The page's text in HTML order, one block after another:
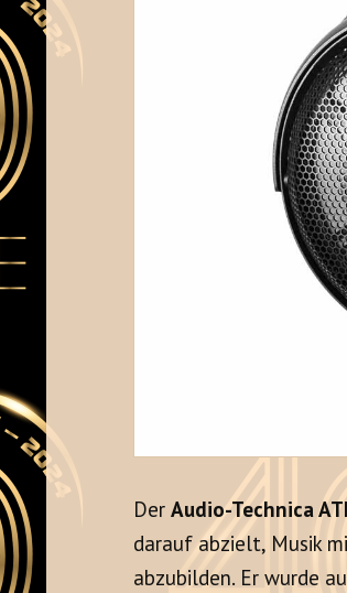
DerAudio-Technica
darauf abzielt, Musik
abzubilden. Er wurde